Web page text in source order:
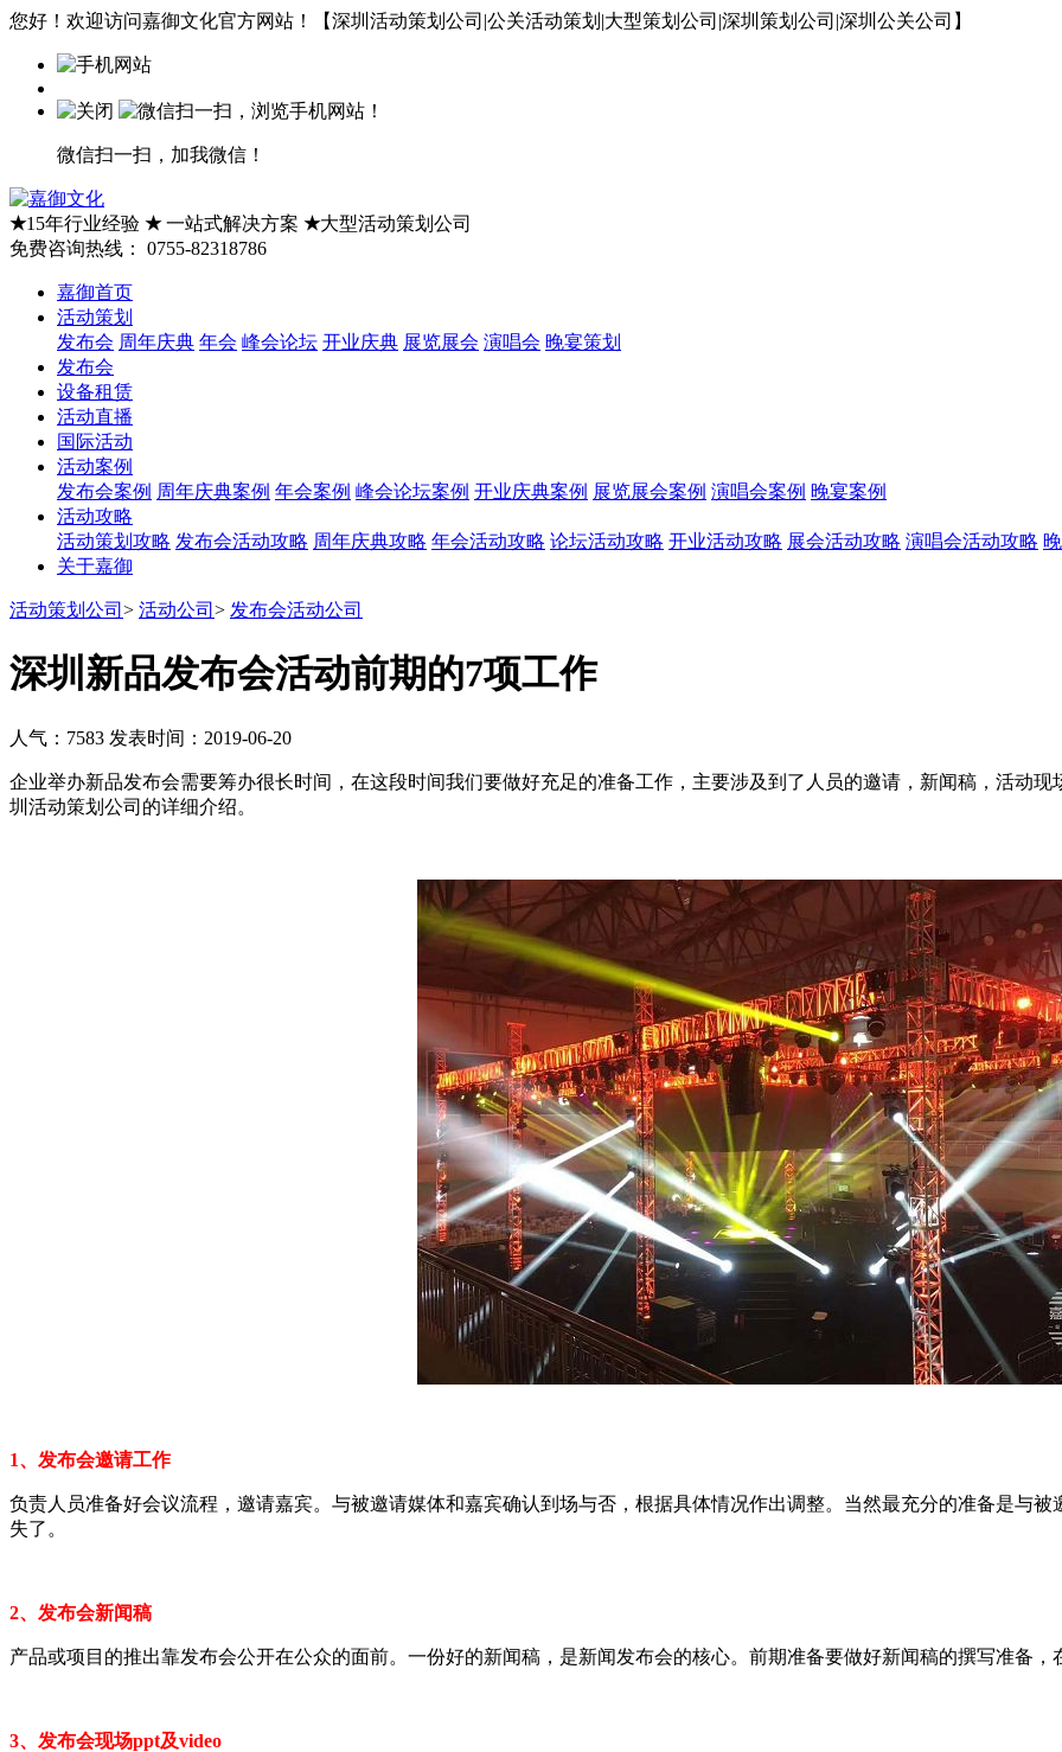
您好！欢迎访问嘉御文化官方网站！【深圳活动策划公司|公关活动策划|大型策划公司|深圳策划公司|深圳公关公司】
微信扫一扫，加我微信！
★15年行业经验 ★一站式解决方案 ★大型活动策划公司
免费咨询热线：
0755-82318786
嘉御首页
活动策划
发布会 周年庆典 年会 峰会论坛 开业庆典 展览展会 演唱会 晚宴策划
发布会
设备租赁
活动直播
国际活动
活动案例
发布会案例 周年庆典案例 年会案例 峰会论坛案例 开业庆典案例 展览展会案例 演唱会案例 晚宴案例
活动攻略
活动策划攻略 发布会活动攻略 周年庆典攻略 年会活动攻略 论坛活动攻略 开业活动攻略 展会活动攻略 演唱会活动攻略
关于嘉御
活动策划公司 > 活动公司 > 发布会活动公司
深圳新品发布会活动前期的7项工作
人气：7583 发表时间：2019-06-20
企业举办新品发布会需要筹办很长时间，在这段时间我们要做好充足的准备工作，主要涉及到了人员的邀请，新闻稿，活动
圳活动策划公司的详细介绍。
1、发布会邀请工作
负责人员准备好会议流程，邀请嘉宾。与被邀请媒体和嘉宾确认到场与否，根据具体情况作出调整。当然最充分的准备是与
失了。
2、发布会新闻稿
产品或项目的推出靠发布会公开在公众的面前。一份好的新闻稿，是新闻发布会的核心。前期准备要做好新闻稿的撰写准备
3、发布会现场ppt及video